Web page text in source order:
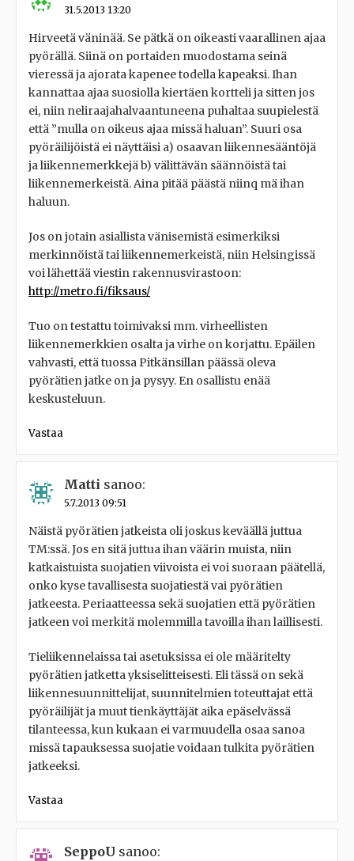
31.5.2013 13:20
Hirveetä väninää. Se pätkä on oikeasti vaarallinen ajaa
pyörällä. Siinä on portaiden muodostama seinä
vieressä ja ajorata kapenee todella kapeaksi. Ihan
kannattaa ajaa suosiolla kiertäen kortteli ja sitten jos
ei, niin neliraajahalvaantuneena puhaltaa suupielestä
että ”mulla on oikeus ajaa missä haluan”. Suuri osa
pyöräilijöistä ei näyttäisi a) osaavan liikennesääntöjä
ja liikennemerkkejä b) välittävän säännöistä tai
liikennemerkeistä. Aina pitää päästä niinq mä ihan
haluun.
Jos on jotain asiallista vänisemistä esimerkiksi
merkinnöistä tai liikennemerkeistä, niin Helsingissä
voi lähettää viestin rakennusvirastoon:
http://metro.fi/fiksaus/
Tuo on testattu toimivaksi mm. virheellisten
liikennemerkkien osalta ja virhe on korjattu. Epäilen
vahvasti, että tuossa Pitkänsillan päässä oleva
pyörätien jatke on ja pysyy. En osallistu enää
keskusteluun.
Vastaa
Matti sanoo:
5.7.2013 09:51
Näistä pyörätien jatkeista oli joskus keväällä juttua
TM:ssä. Jos en sitä juttua ihan väärin muista, niin
katkaistuista suojatien viivoista ei voi suoraan päätellä,
onko kyse tavallisesta suojatiestä vai pyörätien
jatkeesta. Periaatteessa sekä suojatien että pyörätien
jatkeen voi merkitä molemmilla tavoilla ihan laillisesti.
Tieliikennelaissa tai asetuksissa ei ole määritelty
pyörätien jatketta yksiselitteisesti. Eli tässä on sekä
liikennesuunnittelijat, suunnitelmien toteuttajat että
pyöräilijät ja muut tienkäyttäjät aika epäselvässä
tilanteessa, kun kukaan ei varmuudella osaa sanoa
missä tapauksessa suojatie voidaan tulkita pyörätien
jatkeeksi.
Vastaa
SeppoU sanoo: